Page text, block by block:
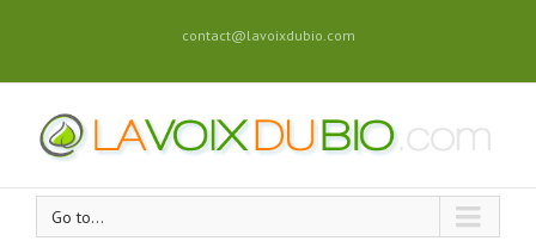
contact@lavoixdubio.com
Go to...